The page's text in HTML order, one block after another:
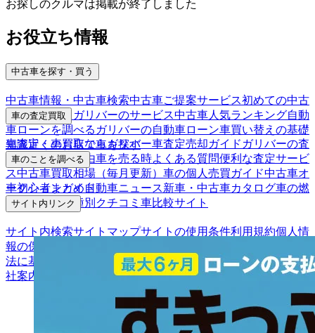
お探しのクルマは掲載が終了しました
お役立ち情報
中古車を探す・買う
中古車情報・中古車検索中古車ご提案サービス初めての中古
車購入ガイド
ガリバーのサービス中古車人気ランキング自動
車ローンを調べる ガリバーの自動車ローン車買い替えの基礎
知識近くのお店で車を探す
車の査定買取
車査定・車買取ならガリバー車査定売却ガイド ガリバーの査
定が選ばれる理由車を売る時よくある質問便利な査定サービ
ス中古車買取相場（毎月更新） 車の個人売買ガイド中古車オ
ークションガイド
車のことを調べる
車初心者まとめ自動車ニュース新車・中古車カタログ車の燃
費を調べる車種別クチコミ 車比較サイト
サイト内リンク
サイト内検索サイトマップサイトの使用条件利用規約個人情
報の保護について
法に基づく表示
アフィリエイトパートナー募集お客様の声会
社案内